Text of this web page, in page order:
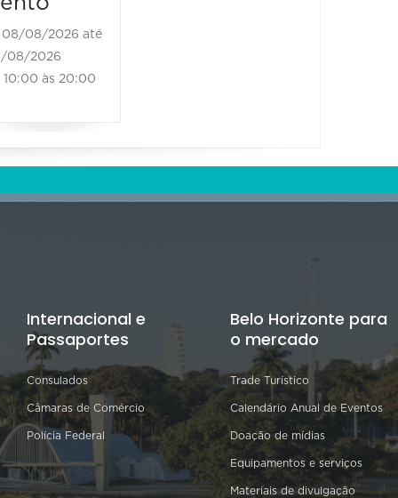
08/08/2026 até
08/2026
às 20:00
Internacional e
Passaportes
Consulados
Câmaras de Comércio
Polícia Federal
Belo Horizonte para
o mercado
Trade Turístico
Calendário Anual de Eventos
Doação de mídias
Equipamentos e serviços
Materiais de divulgação